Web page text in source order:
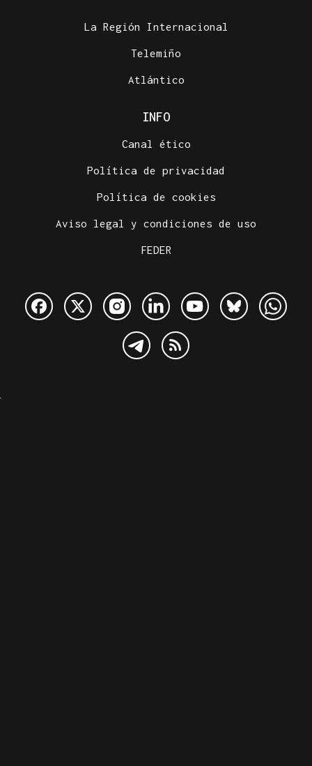
La Región Internacional
Telemiño
Atlántico
INFO
Canal ético
Política de privacidad
Política de cookies
Aviso legal y condiciones de uso
FEDER